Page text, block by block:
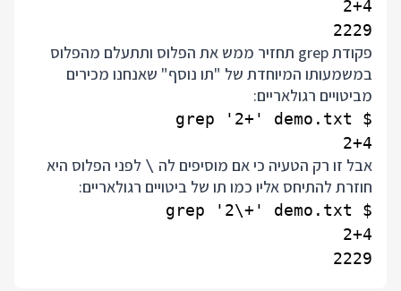
2229
פקודת grep תחזיר ממש את הפלוס ותתעלם מהפלוס
במשמעותו המיוחדת של "תו נוסף" שאנחנו מכירים
מביטויים רגולאריים:
2+4
אבל זו רק הטעיה כי אם מוסיפים לה \ לפני הפלוס היא
חוזרת להתיחס אליו כמו תו של ביטויים רגולאריים:
2229